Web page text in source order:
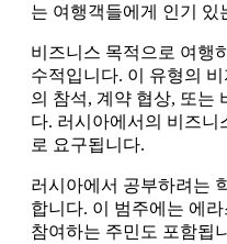
는 여행객들에게 인기 있
비즈니스 목적으로 여행
수적입니다. 이 유형의
의 참석, 계약 협상, 또는
다. 러시아에서의 비즈니
로 요구됩니다.
러시아에서 공부하려는
합니다. 이 범주에는 에
참여하는 주민도 포함됩